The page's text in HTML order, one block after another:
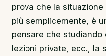
prova che la situazione
più semplicemente, è
pensare che studiando
lezioni private, ecc., la